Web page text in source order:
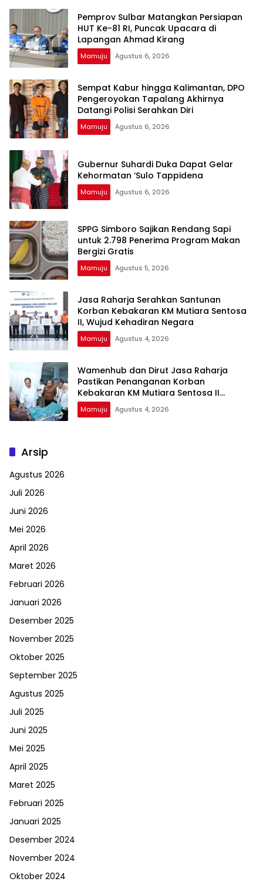
Pemprov Sulbar Matangkan Persiapan
HUT Ke-81 RI, Puncak Upacara di
Lapangan Ahmad Kirang
Mamuju Agustus 6, 2026
Sempat Kabur hingga Kalimantan, DPO
Pengeroyokan Tapalang Akhirnya
Datangi Polisi Serahkan Diri
Mamuju Agustus 6, 2026
Gubernur Suhardi Duka Dapat Gelar
Kehormatan ‘Sulo Tappidena
Mamuju Agustus 6, 2026
SPPG Simboro Sajikan Rendang Sapi
untuk 2.798 Penerima Program Makan
Bergizi Gratis
Mamuju Agustus 5, 2026
Jasa Raharja Serahkan Santunan
Korban Kebakaran KM Mutiara Sentosa
II, Wujud Kehadiran Negara
Mamuju Agustus 4, 2026
Wamenhub dan Dirut Jasa Raharja
Pastikan Penanganan Korban
Kebakaran KM Mutiara Sentosa II
Berjalan Optimal
Mamuju Agustus 4, 2026
Arsip
Agustus 2026
Juli 2026
Juni 2026
Mei 2026
April 2026
Maret 2026
Februari 2026
Januari 2026
Desember 2025
November 2025
Oktober 2025
September 2025
Agustus 2025
Juli 2025
Juni 2025
Mei 2025
April 2025
Maret 2025
Februari 2025
Januari 2025
Desember 2024
November 2024
Oktober 2024